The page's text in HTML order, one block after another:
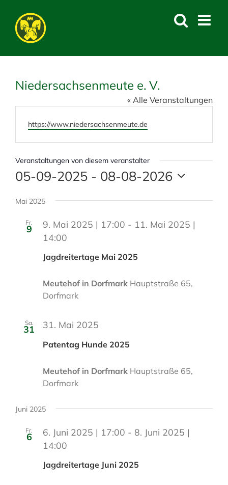
content
Niedersachsenmeute e. V.
« Alle Veranstaltungen
W
s
i
e
https://www.niedersachsenmeute.de
Veranstaltungen von diesem veranstalter
05-09-2025 - 08-08-2026
a
Mai 2025
Fr.
9
Jagdreitertage Mai 2025
9. Mai 2025 | 17:00 - 11. Mai 2025 |
14:00
Meutehof in Dorfmark Hauptstraße 65,
Dorfmark
Sa.
31
Patentag Hunde 2025
31. Mai 2025
Meutehof in Dorfmark Hauptstraße 65,
Dorfmark
Juni 2025
Fr.
6
Jagdreitertage Juni 2025
6. Juni 2025 | 17:00 - 8. Juni 2025 |
14:00